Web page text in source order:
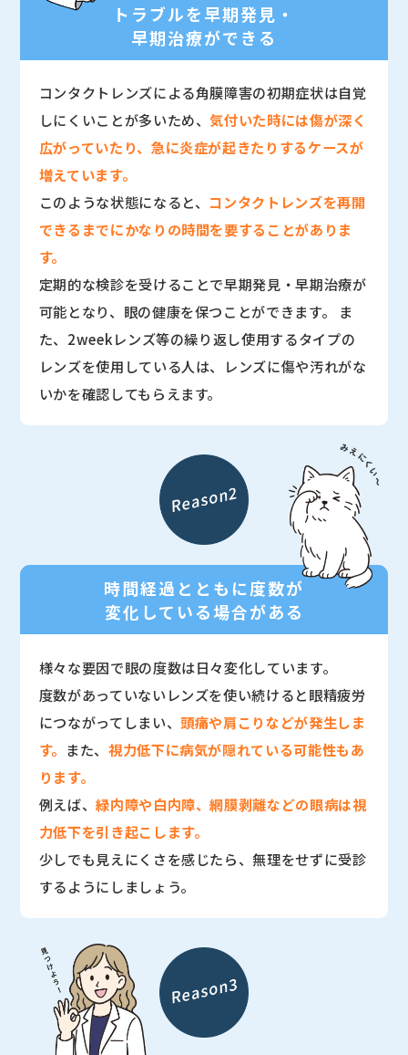
トラブルを早期発見・
早期治療ができる
コンタクトレンズによる角膜障害の初期症状は自覚
しにくいことが多いため、気付いた時には傷が深く
広がっていたり、急に炎症が起きたりするケースが
増えています。
このような状態になると、 コンタクトレンズを再開
できるまでにかなりの時間を要することがありま
す。
定期的な検診を受けることで早期発見・早期治療が
可能となり、眼の健康を保つことができます。 ま
た、2weekレンズ等の繰り返し使用するタイプの
レンズを使用している人は、レンズに傷や汚れがな
いかを確認してもらえます。
時間経過とともに度数が
変化している場合がある
様々な要因で眼の度数は日々変化しています。
度数があっていないレンズを使い続けると眼精疲労
につながってしまい、頭痛や肩こりなどが発生しま
す。 また、 視力低下に病気が隠れている可能性もあ
ります。
例えば、緑内障や白内障、網膜剥離などの眼病は視
力低下を引き起こします。
少しでも見えにくさを感じたら、無理をせずに受診
するようにしましょう。